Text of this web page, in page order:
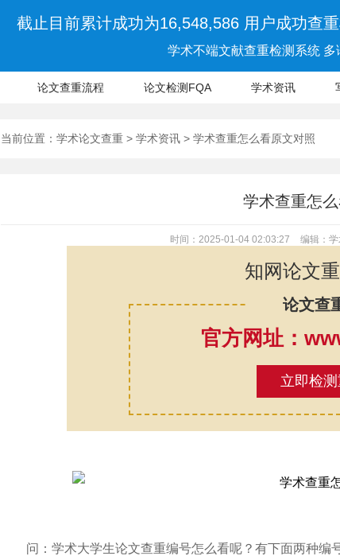
截止目前累计成功为16,548,586 用户成功查重
学术不端文献查重检测系统
论文查重流程 论文检测FQA 学术资讯
当前位置： 学术论文查重 > 学术资讯 > 学术查重怎么看原文对照
学术查重怎
时间：2025-01-04 02:03:27 编辑：
知网论文
论文查
官方网址：
立即检
问：学术大学生论文查重编号怎么看呢？有下面两种编